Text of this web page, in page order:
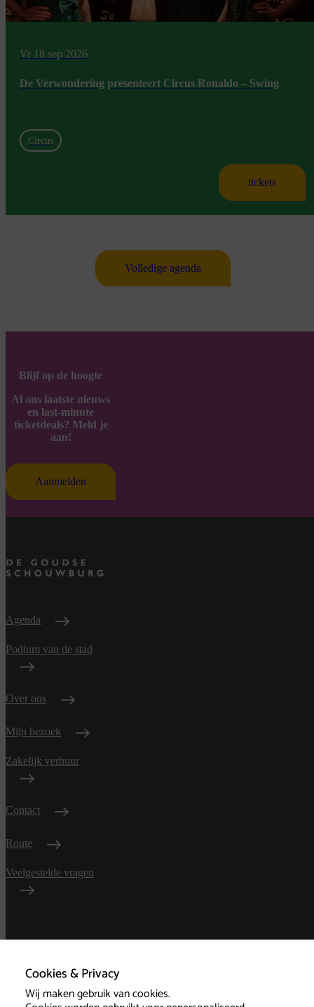
Cookies & Privacy
Wij maken gebruik van cookies.
Vr 18 sep 2026
De Verwondering presenteert Circus Ronaldo – Swing
Circus
tickets
Volledige agenda
Blijf op de hoogte
Al ons laatste nieuws
en last-minute
ticketdeals? Meld je
aan!
Aanmelden
Agenda
Podium van de stad
Over ons
Mijn bezoek
Zakelijk verhuur
Contact
Route
Veelgestelde vragen
voorwaarden
Privacy